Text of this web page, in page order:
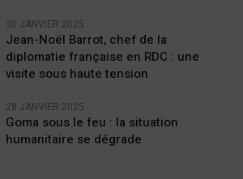
30 JANVIER 2025
Jean-Noël Barrot, chef de la
diplomatie française en RDC : une
visite sous haute tension
28 JANVIER 2025
Goma sous le feu : la situation
humanitaire se dégrade